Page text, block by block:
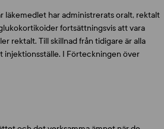
läkemedlet har administrerats oralt, rektalt
fortsättningsvis att vara
rektalt. Till skillnad från tidigare är alla
injektionsställe. I Förteckningen över